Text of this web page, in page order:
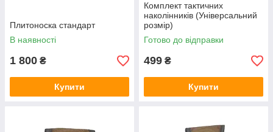
Плитоноска стандарт
В наявності
1 800 ₴
Купити
Комплект тактичних
наколінників (Універсальний
розмір)
Готово до відправки
499 ₴
Купити